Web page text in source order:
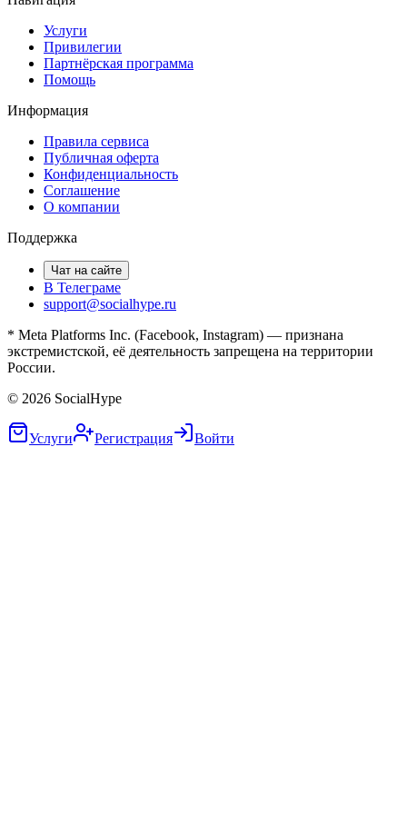
Услуги
Привилегии
Партнёрская программа
Помощь
Информация
Правила сервиса
Публичная оферта
Конфиденциальность
Соглашение
О компании
Поддержка
Чат на сайте
В Телеграме
support@socialhype.ru
* Meta Platforms Inc. (Facebook, Instagram) — признана
экстремистской, её деятельность запрещена на территории
России.
© 2026 SocialHype
Услуги Регистрация Войти